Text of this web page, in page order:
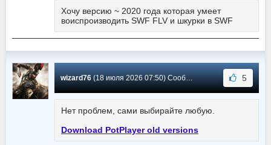
Хочу версию ~ 2020 года которая умеет
воиспроизводить SWF FLV и шкурки в SWF
wizard76(18 июля 2026 07:50) Сообщение #5750 5
Нет проблем, сами выбирайте любую.
Download PotPlayer old versions